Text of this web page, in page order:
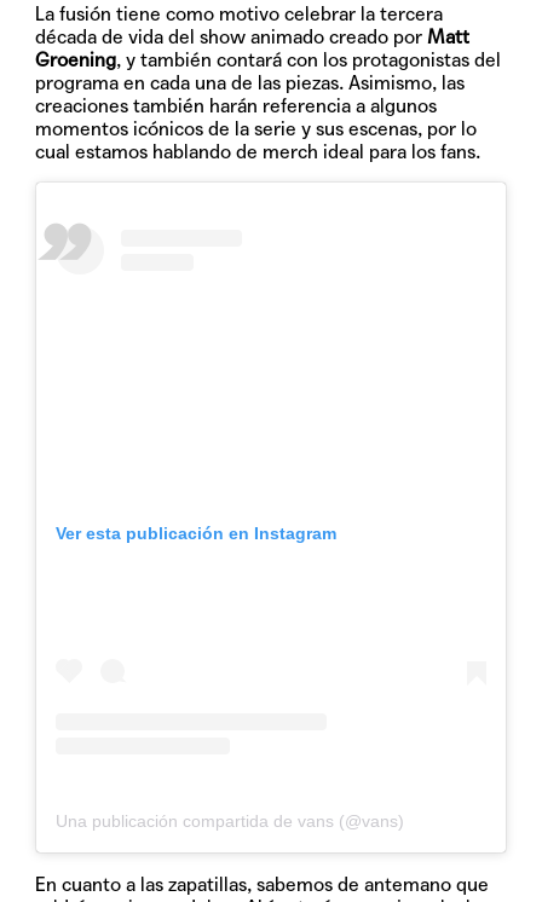
La fusión tiene como motivo celebrar la tercera
década de vida del show animado creado por Matt
Groening, y también contará con los protagonistas del
programa en cada una de las piezas. Asimismo, las
creaciones también harán referencia a algunos
momentos icónicos de la serie y sus escenas, por lo
cual estamos hablando de merch ideal para los fans.
Ver esta publicación en Instagram
Una publicación compartida de vans (@vans)
En cuanto a las zapatillas, sabemos de antemano que